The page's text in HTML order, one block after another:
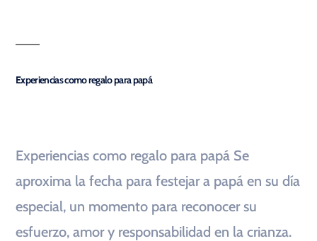
Experiencias como regalo para papá
Experiencias como regalo para papá Se
aproxima la fecha para festejar a papá en su día
especial, un momento para reconocer su
esfuerzo, amor y responsabilidad en la crianza.